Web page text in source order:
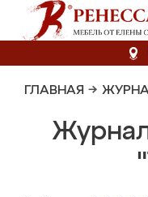
ГЛАВНАЯ →